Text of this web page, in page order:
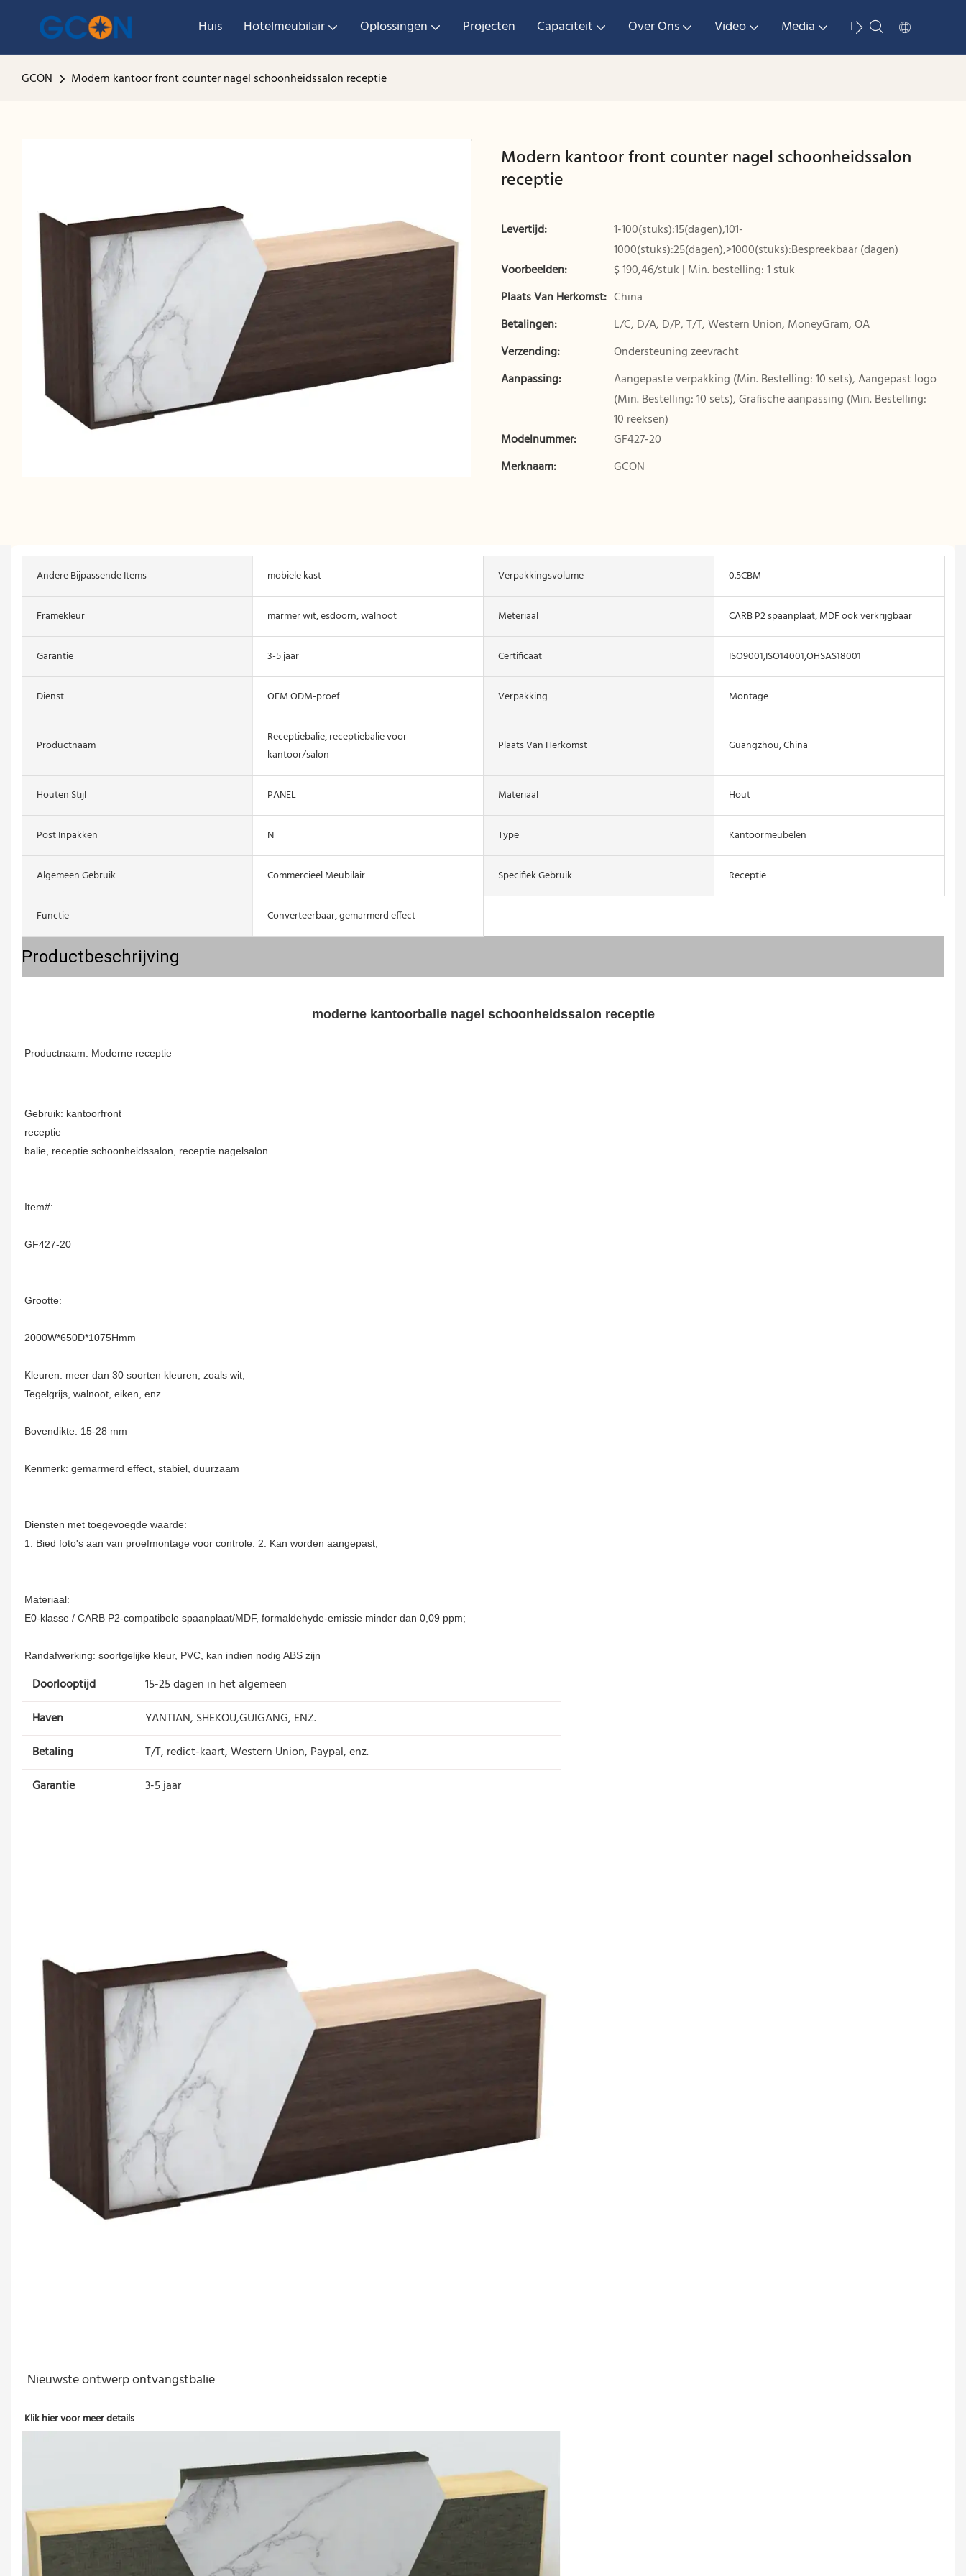
Huis Hotelmeubilair Oplossingen Projecten Capaciteit Over Ons Video Media Neem Contact Met
GCON Modern kantoor front counter nagel schoonheidssalon receptie
Modern kantoor front counter nagel schoonheidssalon
receptie
Levertijd:
1-100(stuks):15(dagen),101-
1000(stuks):25(dagen),>1000(stuks):Bespreekbaar (dagen)
Voorbeelden:
$ 190,46/stuk | Min. bestelling: 1 stuk
Plaats Van Herkomst: China
Betalingen:
L/C, D/A, D/P, T/T, Western Union, MoneyGram, OA
Verzending:
Ondersteuning zeevracht
Aanpassing:
Aangepaste verpakking (Min. Bestelling: 10 sets), Aangepast logo
(Min. Bestelling: 10 sets), Grafische aanpassing (Min. Bestelling:
10 reeksen)
Modelnummer:
GF427-20
Merknaam:
GCON
Andere Bijpassende Items mobiele kast Verpakkingsvolume 0.5CBM
Framekleur marmer wit, esdoorn, walnoot Meteriaal CARB P2 spaanplaat, MDF ook verkrijgbaar
Garantie 3-5 jaar Certificaat ISO9001,ISO14001,OHSAS18001
Dienst OEM ODM-proef Verpakking Montage
Productnaam
Receptiebalie, receptiebalie voor
kantoor/salon
Plaats Van Herkomst Guangzhou, China
Houten Stijl PANEL Materiaal Hout
Post Inpakken N Type Kantoormeubelen
Algemeen Gebruik Commercieel Meubilair Specifiek Gebruik Receptie
Functie Converteerbaar, gemarmerd effect
Productbeschrijving
moderne kantoorbalie nagel schoonheidssalon receptie
Doorlooptijd
15-25 dagen in het algemeen
Haven
YANTIAN, SHEKOU,GUIGANG, ENZ.
Betaling
T/T, redict-kaart, Western Union, Paypal, enz.
Garantie
3-5 jaar